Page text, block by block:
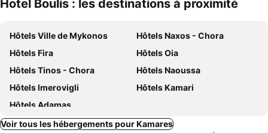
Hotel Boulis : les destinations à proximité
Hôtels Ville de Mykonos
Hôtels Naxos - Chora
Hôtels Fira
Hôtels Oia
Hôtels Tinos - Chora
Hôtels Naoussa
Hôtels Imerovigli
Hôtels Kamari
Hôtels Adamas
Voir tous les hébergements pour Kamares